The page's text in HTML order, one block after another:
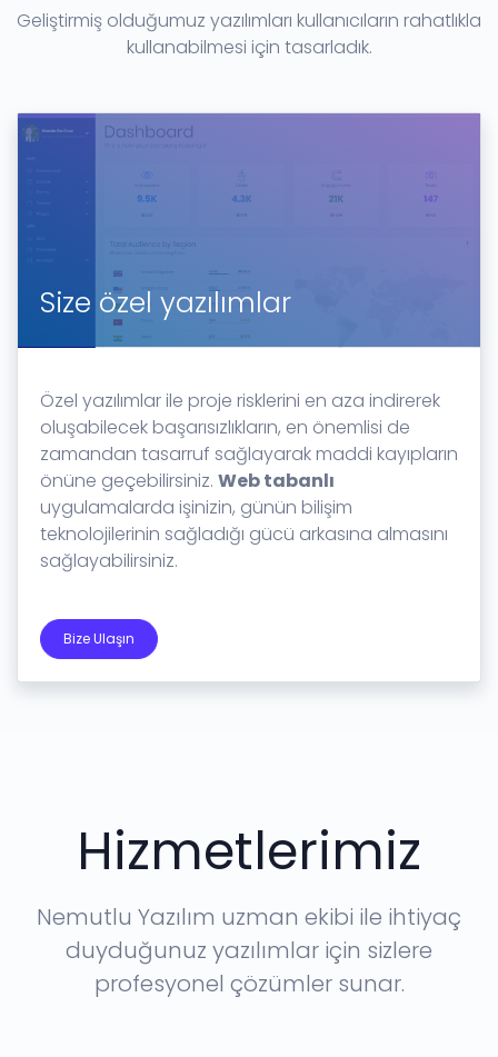
Geliştirmiş olduğumuz yazılımları kullanıcıların rahatlıkla
kullanabilmesi için tasarladık.
Size özel yazılımlar
Özel yazılımlar ile proje risklerini en aza indirerek
oluşabilecek başarısızlıkların, en önemlisi de
zamandan tasarruf sağlayarak maddi kayıpların
önüne geçebilirsiniz. Web tabanlı
uygulamalarda işinizin, günün bilişim
teknolojilerinin sağladığı gücü arkasına almasını
sağlayabilirsiniz.
Bize Ulaşın
Hizmetlerimiz
Nemutlu Yazılım uzman ekibi ile ihtiyaç
duyduğunuz yazılımlar için sizlere
profesyonel çözümler sunar.